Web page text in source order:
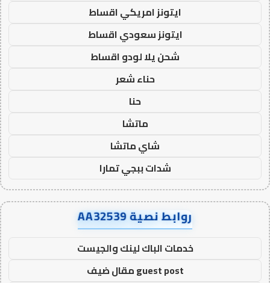
ايتونز امريكي اقساط
ايتونز سعودي اقساط
شحن يلا لودو اقساط
حناء شعر
حنا
ماتشا
شاي ماتشا
شدات ببجي تمارا
روابط نصية AA32539
خدمات الباك لينك والجيست
guest post مقال ضيف